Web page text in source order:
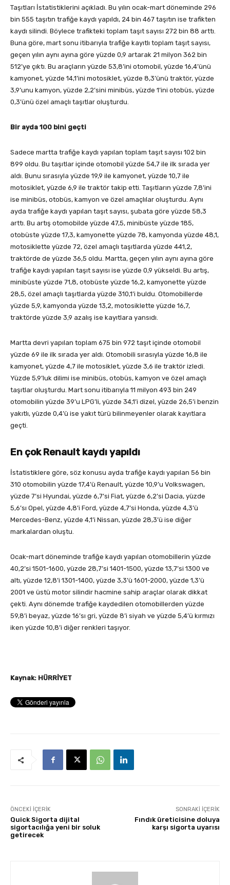
Taşıtları İstatistiklerini açıkladı. Bu yılın ocak-mart döneminde 296
bin 555 taşıtın trafiğe kaydı yapıldı, 24 bin 467 taşıtın ise trafikten
kaydı silindi. Böylece trafikteki toplam taşıt sayısı 272 bin 88 arttı.
Buna göre, mart sonu itibarıyla trafiğe kayıtlı toplam taşıt sayısı,
geçen yılın aynı ayına göre yüzde 0,9 artarak 21 milyon 362 bin
512’ye çıktı. Bu araçların yüzde 53,8’ini otomobil, yüzde 16,4’ünü
kamyonet, yüzde 14,1’ini motosiklet, yüzde 8,3’ünü traktör, yüzde
3,9’unu kamyon, yüzde 2,2’sini minibüs, yüzde 1’ini otobüs, yüzde
0,3’ünü özel amaçlı taşıtlar oluşturdu.
Bir ayda 100 bini geçti
Sadece martta trafiğe kaydı yapılan toplam taşıt sayısı 102 bin
899 oldu. Bu taşıtlar içinde otomobil yüzde 54,7 ile ilk sırada yer
aldı. Bunu sırasıyla yüzde 19,9 ile kamyonet, yüzde 10,7 ile
motosiklet, yüzde 6,9 ile traktör takip etti. Taşıtların yüzde 7,8’ini
ise minibüs, otobüs, kamyon ve özel amaçlılar oluşturdu. Aynı
ayda trafiğe kaydı yapılan taşıt sayısı, şubata göre yüzde 58,3
arttı. Bu artış otomobilde yüzde 47,5, minibüste yüzde 185,
otobüste yüzde 17,3, kamyonette yüzde 78, kamyonda yüzde 48,1,
motosiklette yüzde 72, özel amaçlı taşıtlarda yüzde 441,2,
traktörde de yüzde 36,5 oldu. Martta, geçen yılın aynı ayına göre
trafiğe kaydı yapılan taşıt sayısı ise yüzde 0,9 yükseldi. Bu artış,
minibüste yüzde 71,8, otobüste yüzde 16,2, kamyonette yüzde
28,5, özel amaçlı taşıtlarda yüzde 310,1’i buldu. Otomobillerde
yüzde 5,9, kamyonda yüzde 13,2, motosiklette yüzde 16,7,
traktörde yüzde 3,9 azalış ise kayıtlara yansıdı.
Martta devri yapılan toplam 675 bin 972 taşıt içinde otomobil
yüzde 69 ile ilk sırada yer aldı. Otomobili sırasıyla yüzde 16,8 ile
kamyonet, yüzde 4,7 ile motosiklet, yüzde 3,6 ile traktör izledi.
Yüzde 5,9’luk dilimi ise minibüs, otobüs, kamyon ve özel amaçlı
taşıtlar oluşturdu. Mart sonu itibarıyla 11 milyon 493 bin 249
otomobilin yüzde 39’u LPG’li, yüzde 34,1’i dizel, yüzde 26,5’i benzin
yakıtlı, yüzde 0,4’ü ise yakıt türü bilinmeyenler olarak kayıtlara
geçti.
En çok Renault kaydı yapıldı
İstatistiklere göre, söz konusu ayda trafiğe kaydı yapılan 56 bin
310 otomobilin yüzde 17,4’ü Renault, yüzde 10,9’u Volkswagen,
yüzde 7’si Hyundai, yüzde 6,7’si Fiat, yüzde 6,2’si Dacia, yüzde
5,6’sı Opel, yüzde 4,8’i Ford, yüzde 4,7’si Honda, yüzde 4,3’ü
Mercedes-Benz, yüzde 4,1’i Nissan, yüzde 28,3’ü ise diğer
markalardan oluştu.
Ocak-mart döneminde trafiğe kaydı yapılan otomobillerin yüzde
40,2’si 1501-1600, yüzde 28,7’si 1401-1500, yüzde 13,7’si 1300 ve
altı, yüzde 12,8’i 1301-1400, yüzde 3,3’ü 1601-2000, yüzde 1,3’ü
2001 ve üstü motor silindir hacmine sahip araçlar olarak dikkat
çekti. Aynı dönemde trafiğe kaydedilen otomobillerden yüzde
59,8’i beyaz, yüzde 16’sı gri, yüzde 8’i siyah ve yüzde 5,4’ü kırmızı
iken yüzde 10,8’i diğer renkleri taşıyor.
Kaynak: HÜRRİYET
ÖNCEKI İÇERIK
Quick Sigorta dijital
sigortacılığa yeni bir soluk
getirecek
SONRAKI İÇERIK
Fındık üreticisine doluya
karşı sigorta uyarısı